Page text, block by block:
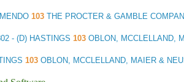
103 THE PROCTER & GAMBLE
- (D) HASTINGS 103 OBLON, MCCLELLAND,
103 OBLON, MCCLELLAND, MAIER &